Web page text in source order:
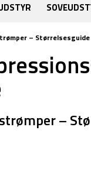
– Størrelsesguide
–